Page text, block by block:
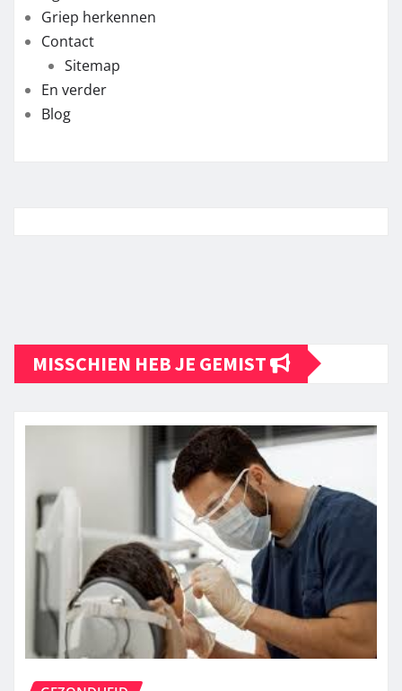
Griep herkennen
Contact
Sitemap
En verder
Blog
MISSCHIEN HEB JE GEMIST